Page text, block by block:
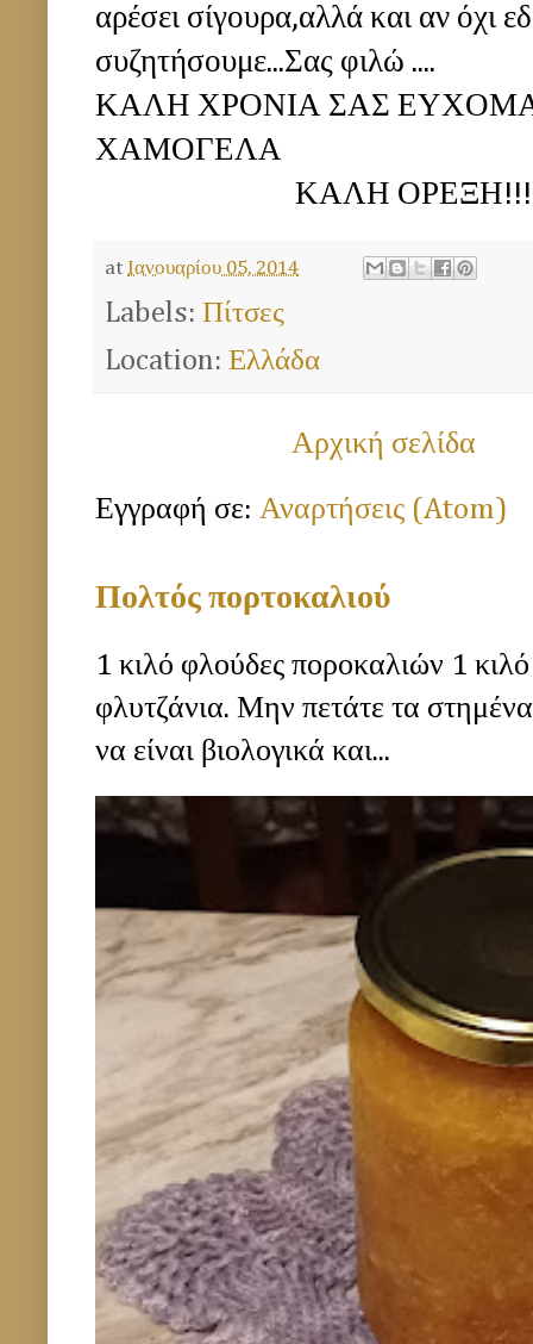
αρέσει σίγουρα,αλλά και αν όχι
συζητήσουμε...Σας φιλώ ....
ΚΑΛΗ ΧΡΟΝΙΑ ΣΑΣ
ΧΑΜΟΓΕΛΑ
ΚΑΛΗ
atΙανουαρίου 05, 2014
Labels: Πίτσες
Location: Ελλάδα
Αρχική σελίδα
Εγγραφή σε: Αναρτήσεις (Atom)
Πολτός πορτοκαλιού
1 κιλό φλούδες ποροκαλιών 1
φλυτζάνια. Μην πετάτε τα
να είναι βιολογικά και...